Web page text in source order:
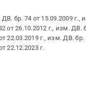
бр. 74 от 15.09.2009
от 26.10.2012 г., изм.
22.03.2019 г., изм. ДВ.
22.12.2023 г.